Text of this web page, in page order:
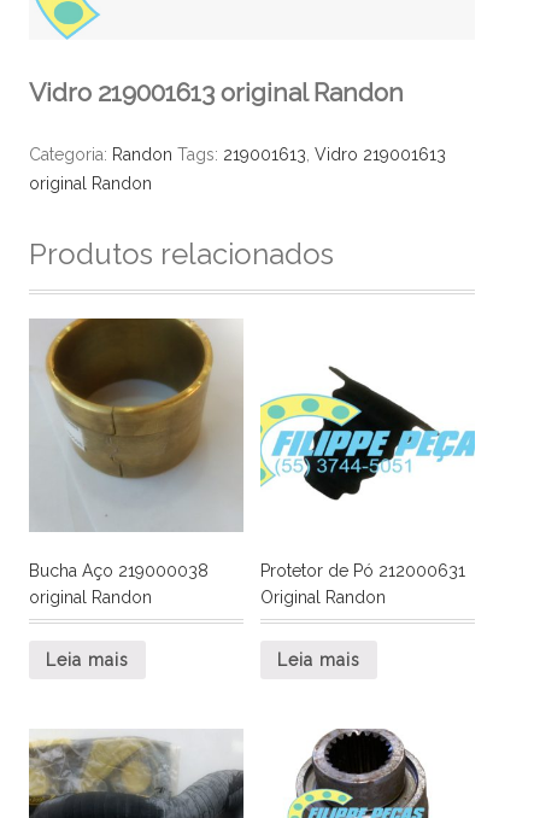
Vidro 219001613 original Randon
Categoria: Randon Tags: 219001613 Vidro 219001613
original Randon
Produtos relacionados
Bucha Aço 219000038
original Randon
Leia mais
Protetor de Pó 212000631
Original Randon
Leia mais